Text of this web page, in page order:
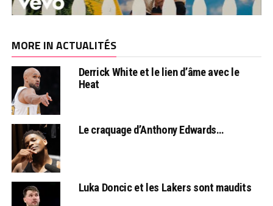
MORE IN ACTUALITÉS
Derrick White et le lien d’âme avec le
Heat
Le craquage d’Anthony Edwards…
Luka Doncic et les Lakers sont maudits